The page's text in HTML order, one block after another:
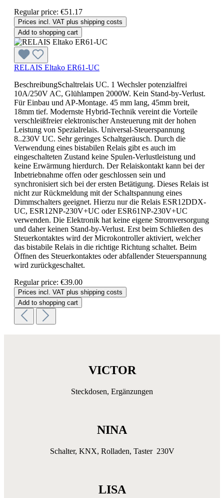
Regular price: €51.17
Prices incl. VAT plus shipping costs
Add to shopping cart
RELAIS Eltako ER61-UC
BeschreibungSchaltrelais UC. 1 Wechsler potenzialfrei
10A/250V AC, Glühlampen 2000W. Kein Stand-by-Verlust.
Für Einbau und AP-Montage. 45 mm lang, 45mm breit,
18mm tief. Modernste Hybrid-Technik vereint die Vorteile
verschleißfreier elektronischer Ansteuerung mit der hohen
Leistung von Spezialrelais. Universal-Steuerspannung
8..230V UC. Sehr geringes Schaltgeräusch. Durch die
Verwendung eines bistabilen Relais gibt es auch im
eingeschalteten Zustand keine Spulen-Verlustleistung und
keine Erwärmung hierdurch. Der Relaiskontakt kann bei der
Inbetriebnahme offen oder geschlossen sein und
synchronisiert sich bei der ersten Betätigung. Dieses Relais ist
nicht zur Rückmeldung mit der Schaltspannung eines
Dimmschalters geeignet. Hierzu nur die Relais ESR12DDX-
UC, ESR12NP-230V+UC oder ESR61NP-230V+UC
verwenden. Die Elektronik hat keine eigene Stromversorgung
und daher keinen Stand-by-Verlust. Erst beim Schließen des
Steuerkontaktes wird der Microkontroller aktiviert, welcher
das bistabile Relais in die richtige Richtung schaltet. Beim
Öffnen des Steuerkontaktes oder abfallender Steuerspannung
wird zurückgeschaltet.
Regular price: €39.00
Prices incl. VAT plus shipping costs
Add to shopping cart
VICTOR
Steckdosen, Ergänzungen
NINA
Schalter, KNX, Rolladen, Taster 230V
LISA